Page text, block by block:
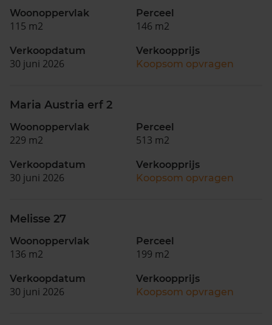
Woonoppervlak
115 m2
Perceel
146 m2
Verkoopdatum
30 juni 2026
Verkoopprijs
Koopsom opvragen
Maria Austria erf 2
Woonoppervlak
229 m2
Perceel
513 m2
Verkoopdatum
30 juni 2026
Verkoopprijs
Koopsom opvragen
Melisse 27
Woonoppervlak
136 m2
Perceel
199 m2
Verkoopdatum
30 juni 2026
Verkoopprijs
Koopsom opvragen